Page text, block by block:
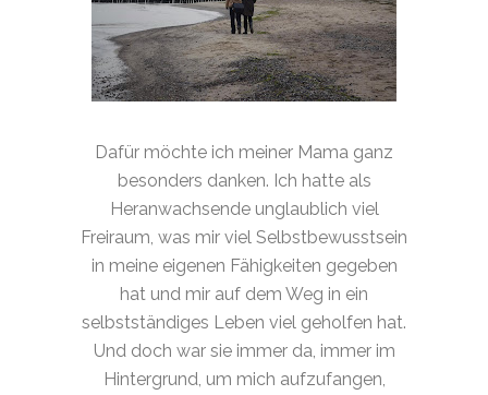
Dafür möchte ich meiner Mama ganz
besonders danken. Ich hatte als
Heranwachsende unglaublich viel
Freiraum, was mir viel Selbstbewusstsein
in meine eigenen Fähigkeiten gegeben
hat und mir auf dem Weg in ein
selbstständiges Leben viel geholfen hat.
Und doch war sie immer da, immer im
Hintergrund, um mich aufzufangen,